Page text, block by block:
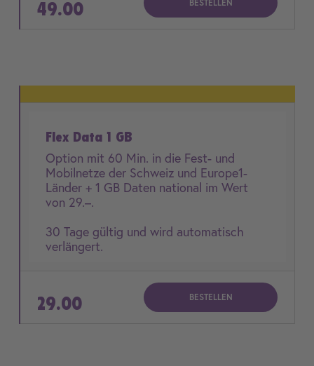
49.00 BESTELLEN
Flex Data 1 GB
Option mit 60 Min. in die Fest- und
Mobilnetze der Schweiz und Europe1-
Länder + 1 GB Daten national im Wert
von 29.–.
30 Tage gültig und wird automatisch
verlängert.
29.00 BESTELLEN